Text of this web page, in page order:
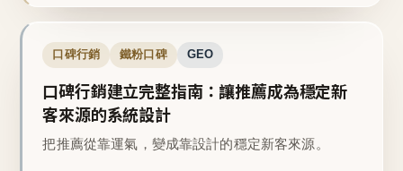
口碑行銷 鐵粉口碑 GEO
口碑行銷建立完整指南：讓推薦成為穩定新
客來源的系統設計
把推薦從靠運氣，變成靠設計的穩定新客來源。